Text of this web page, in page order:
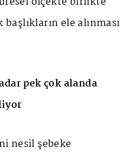
ele alınması
pek çok alanda
nesil şebeke